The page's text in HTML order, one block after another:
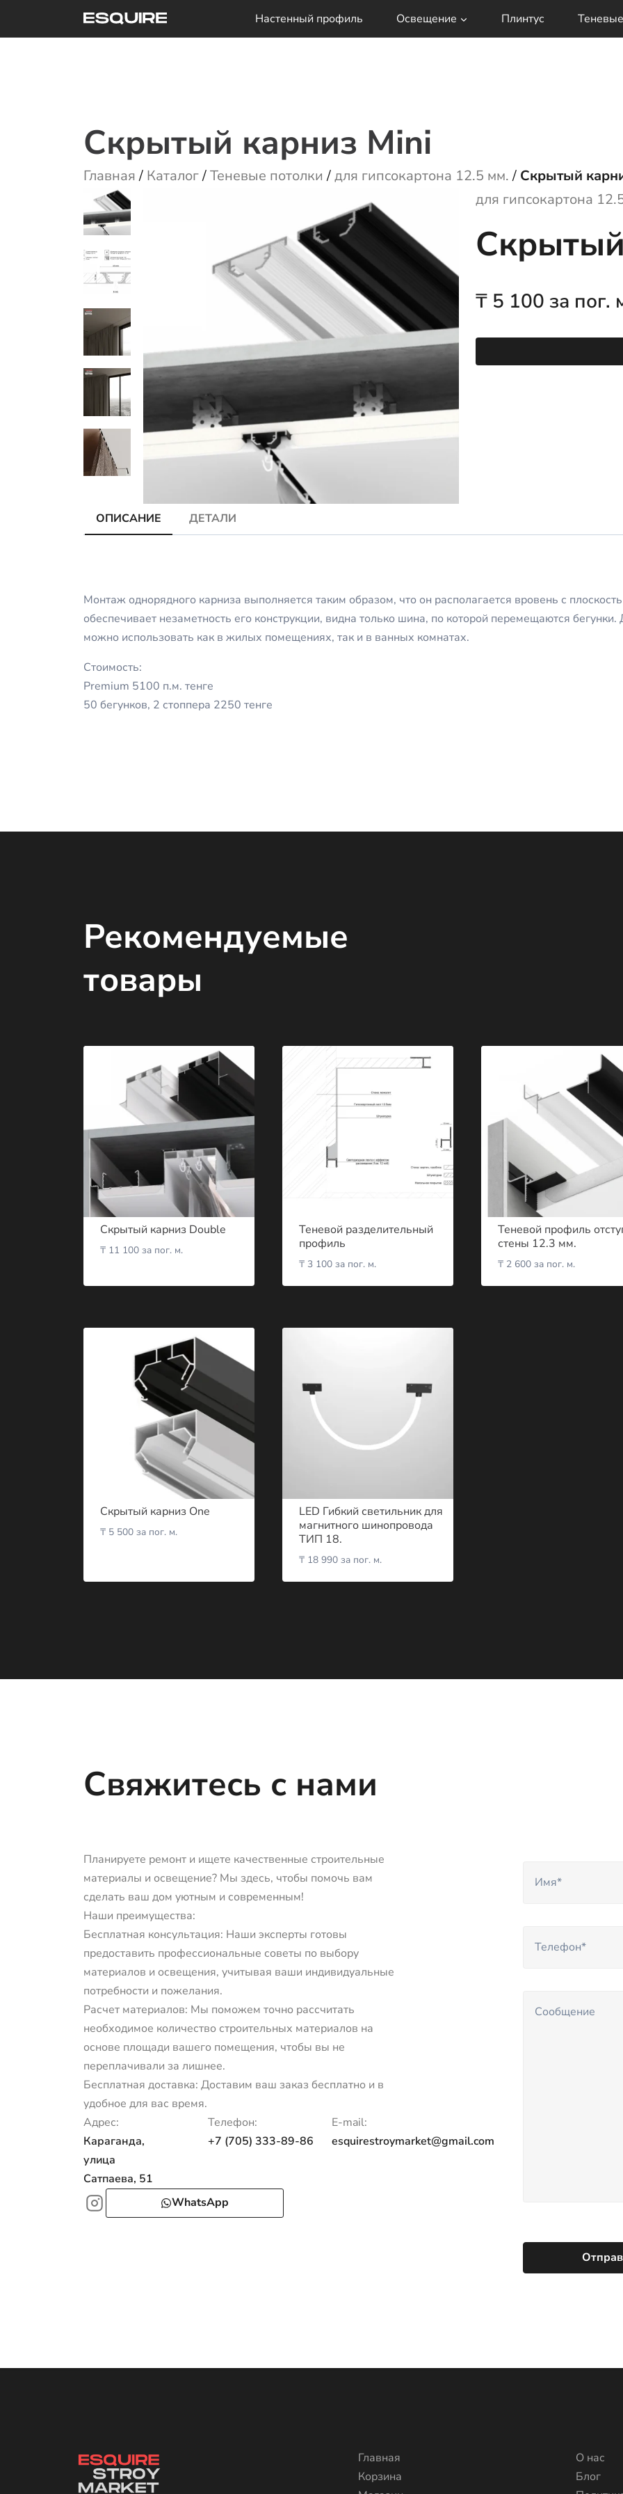
Настенный профиль Освещение Плинтус
Скрытый карниз Mini
Главная / Каталог/Теневые потолки /для гипсокартона 12.5 мм. / Скрытый
для гипсокартона
₸ 5 100 за пог.
ОПИСАНИЕ ДЕТАЛИ
Монтаж однорядного карниза выполняется таким образом, что он располагается вровень с
обеспечивает незаметность его конструкции, видна только шина, по которой перемещаются
можно использовать как в жилых помещениях, так и в ванных комнатах.
Стоимость:
Premium 5100 п.м. тенге
50 бегунков, 2 стоппера 2250 тенге
Рекомендуемые
товары
Скрытый карниз Double
₸ 11 100 за пог. м.
Теневой разделительный
профиль
₸ 3 100 за пог. м.
Теневой профиль
стены 12.3 мм.
₸ 2 600 за пог. м.
Скрытый карниз One
₸ 5 500 за пог. м.
LED Гибкий светильник для
магнитного шинопровода
ТИП 18.
₸ 18 990 за пог. м.
Свяжитесь с нами
Планируете ремонт и ищете качественные строительные
материалы и освещение? Мы здесь, чтобы помочь вам
сделать ваш дом уютным и современным!
Наши преимущества:
Бесплатная консультация: Наши эксперты готовы
предоставить профессиональные советы по выбору
материалов и освещения, учитывая ваши индивидуальные
потребности и пожелания.
Расчет материалов: Мы поможем точно рассчитать
необходимое количество строительных материалов на
основе площади вашего помещения, чтобы вы не
переплачивали за лишнее.
Бесплатная доставка: Доставим ваш заказ бесплатно и в
удобное для вас время.
Адрес:
Караганда,
улица
Сатпаева, 51
Телефон:
+7 (705) 333-89-86
E-mail:
esquirestroymarket@gmail.com
WhatsApp
Главная
Корзина
О нас
Блог